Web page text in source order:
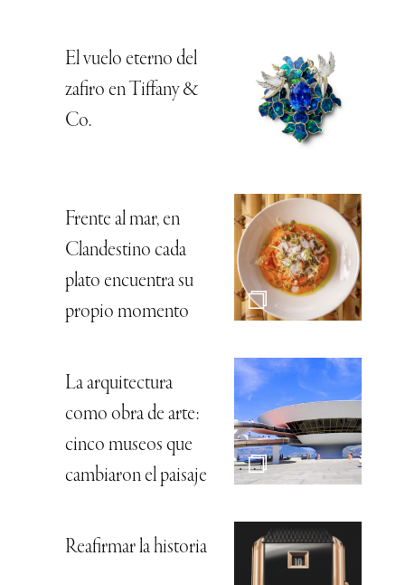
El vuelo eterno del
zafiro en Tiffany &
Co.
Frente al mar, en
Clandestino cada
plato encuentra su
propio momento
La arquitectura
como obra de arte:
cinco museos que
cambiaron el paisaje
Reafirmar la historia